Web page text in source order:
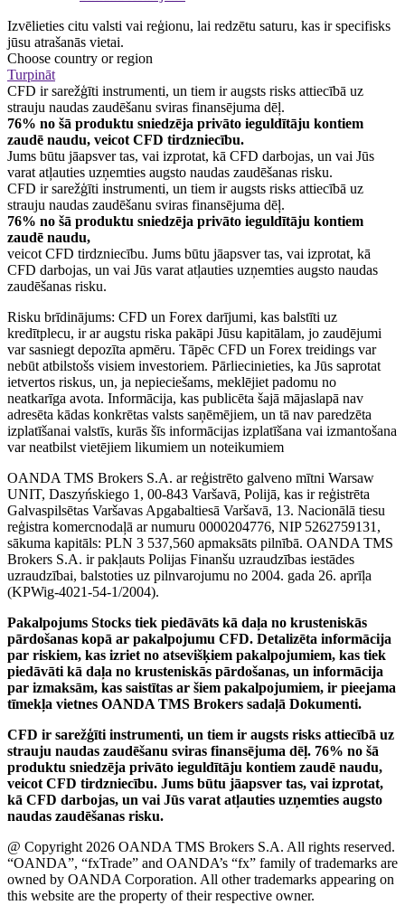
Izvēlieties citu valsti vai reģionu, lai redzētu saturu, kas ir specifisks
jūsu atrašanās vietai.
Choose country or region
Turpināt
CFD ir sarežģīti instrumenti, un tiem ir augsts risks attiecībā uz
strauju naudas zaudēšanu sviras finansējuma dēļ.
76% no šā produktu sniedzēja privāto ieguldītāju kontiem
zaudē naudu, veicot CFD tirdzniecību.
Jums būtu jāapsver tas, vai izprotat, kā CFD darbojas, un vai Jūs
varat atļauties uzņemties augsto naudas zaudēšanas risku.
CFD ir sarežģīti instrumenti, un tiem ir augsts risks attiecībā uz
strauju naudas zaudēšanu sviras finansējuma dēļ.
76% no šā produktu sniedzēja privāto ieguldītāju kontiem
zaudē naudu,
veicot CFD tirdzniecību. Jums būtu jāapsver tas, vai izprotat, kā
CFD darbojas, un vai Jūs varat atļauties uzņemties augsto naudas
zaudēšanas risku.
Risku brīdinājums: CFD un Forex darījumi, kas balstīti uz
kredītplecu, ir ar augstu riska pakāpi Jūsu kapitālam, jo zaudējumi
var sasniegt depozīta apmēru. Tāpēc CFD un Forex treidings var
nebūt atbilstošs visiem investoriem. Pārliecinieties, ka Jūs saprotat
ietvertos riskus, un, ja nepieciešams, meklējiet padomu no
neatkarīga avota. Informācija, kas publicēta šajā mājaslapā nav
adresēta kādas konkrētas valsts saņēmējiem, un tā nav paredzēta
izplatīšanai valstīs, kurās šīs informācijas izplatīšana vai izmantošana
var neatbilst vietējiem likumiem un noteikumiem
OANDA TMS Brokers S.A. ar reģistrēto galveno mītni Warsaw
UNIT, Daszyńskiego 1, 00-843 Varšavā, Polijā, kas ir reģistrēta
Galvaspilsētas Varšavas Apgabaltiesā Varšavā, 13. Nacionālā tiesu
reģistra komercnodaļā ar numuru 0000204776, NIP 5262759131,
sākuma kapitāls: PLN 3 537,560 apmaksāts pilnībā. OANDA TMS
Brokers S.A. ir pakļauts Polijas Finanšu uzraudzības iestādes
uzraudzībai, balstoties uz pilnvarojumu no 2004. gada 26. aprīļa
(KPWig-4021-54-1/2004).
Pakalpojums Stocks tiek piedāvāts kā daļa no krusteniskās
pārdošanas kopā ar pakalpojumu CFD. Detalizēta informācija
par riskiem, kas izriet no atsevišķiem pakalpojumiem, kas tiek
piedāvāti kā daļa no krusteniskās pārdošanas, un informācija
par izmaksām, kas saistītas ar šiem pakalpojumiem, ir pieejama
tīmekļa vietnes OANDA TMS Brokers sadaļā Dokumenti.
CFD ir sarežģīti instrumenti, un tiem ir augsts risks attiecībā uz
strauju naudas zaudēšanu sviras finansējuma dēļ. 76% no šā
produktu sniedzēja privāto ieguldītāju kontiem zaudē naudu,
veicot CFD tirdzniecību. Jums būtu jāapsver tas, vai izprotat,
kā CFD darbojas, un vai Jūs varat atļauties uzņemties augsto
naudas zaudēšanas risku.
@ Copyright 2026 OANDA TMS Brokers S.A. All rights reserved.
“OANDA”, “fxTrade” and OANDA’s “fx” family of trademarks are
owned by OANDA Corporation. All other trademarks appearing on
this website are the property of their respective owner.